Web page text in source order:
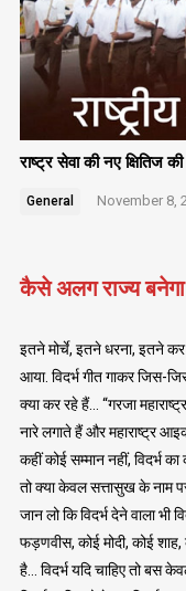
राष्ट्र सेवा की नए क्षितिज
General November 8,
कैसे अलग राज्य बनेगा
इतने मोर्चे, इतने धरना, इतने
आया. विदर्भ गीत गाकर जिस-
क्या कर रहे हैं… “गरजा
नारे लगाते हैं और महाराष्ट्र
कहीं कोई सम्मान नहीं, विदर्भ का
तो क्या केवल सत्तासुख के नाम पर
जान लो कि विदर्भ देने वाला भी
फड़णवीस, कोई मोदी, कोई शाह,
है… विदर्भ यदि चाहिए तो बस